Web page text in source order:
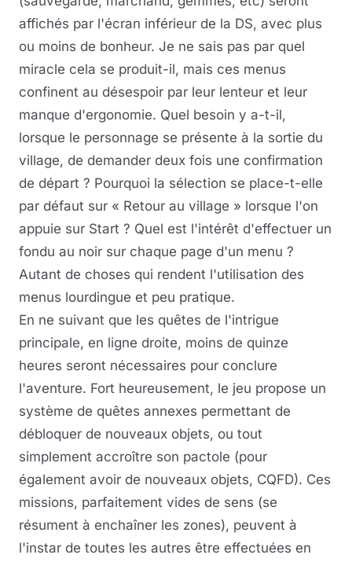
affichés par l'écran inférieur de la DS, avec plus
ou moins de bonheur. Je ne sais pas par quel
miracle cela se produit-il, mais ces menus
confinent au désespoir par leur lenteur et leur
manque d'ergonomie. Quel besoin y a-t-il,
lorsque le personnage se présente à la sortie du
village, de demander deux fois une confirmation
de départ ? Pourquoi la sélection se place-t-elle
par défaut sur « Retour au village » lorsque l'on
appuie sur Start ? Quel est l'intérêt d'effectuer un
fondu au noir sur chaque page d'un menu ?
Autant de choses qui rendent l'utilisation des
menus lourdingue et peu pratique.
En ne suivant que les quêtes de l'intrigue
principale, en ligne droite, moins de quinze
heures seront nécessaires pour conclure
l'aventure. Fort heureusement, le jeu propose un
système de quêtes annexes permettant de
débloquer de nouveaux objets, ou tout
simplement accroître son pactole (pour
également avoir de nouveaux objets, CQFD). Ces
missions, parfaitement vides de sens (se
résument à enchaîner les zones), peuvent à
l'instar de toutes les autres être effectuées en